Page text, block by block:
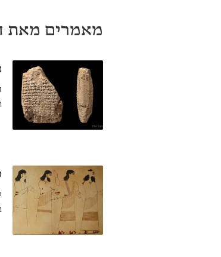
מאמרים מאת